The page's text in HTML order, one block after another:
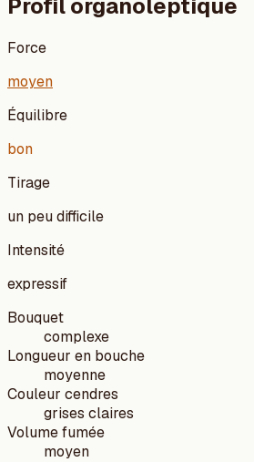
Force
moyen
Équilibre
bon
Tirage
un peu difficile
Intensité
expressif
Bouquet
complexe
Longueur en bouche
moyenne
Couleur cendres
grises claires
Volume fumée
moyen